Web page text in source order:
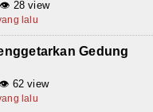
👁 28 view
lalu
Gedung
👁 62 view
lalu